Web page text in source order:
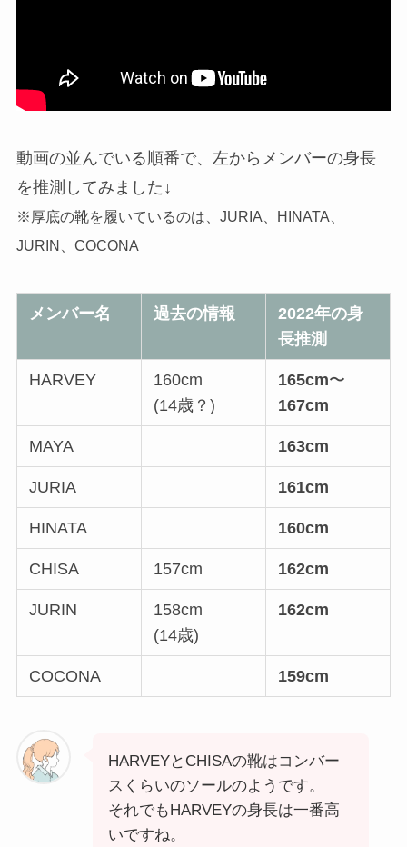
動画の並んでいる順番で、左からメンバーの身長
を推測してみました↓
※厚底の靴を履いているのは、JURIA、HINATA、
JURIN、COCONA
メンバー名 過去の情報
2022年の身
長推測
HARVEY
160cm
(14歳？)
165cm〜
167cm
MAYA 163cm
JURIA 161cm
HINATA 160cm
CHISA 157cm 162cm
JURIN
158cm
(14歳)
162cm
COCONA 159cm
HARVEYとCHISAの靴はコンバー
スくらいのソールのようです。
それでもHARVEYの身長は一番高
いですね。